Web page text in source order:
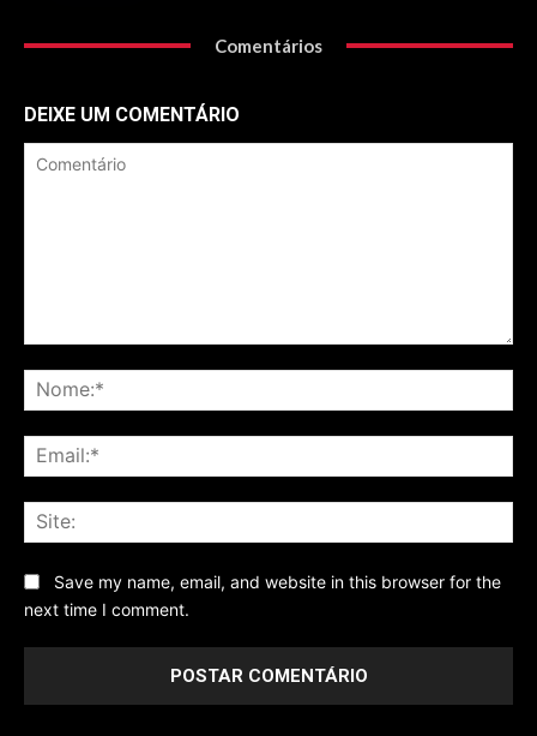
Comentários
DEIXE UM COMENTÁRIO
Save my name, email, and website in this browser for the
next time I comment.